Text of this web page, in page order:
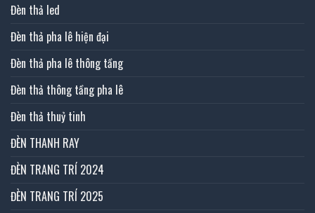
Đèn thả led
Đèn thả pha lê hiện đại
Đèn thả pha lê thông tầng
Đèn thả thông tầng pha lê
Đèn thả thuỷ tinh
ĐÈN THANH RAY
ĐÈN TRANG TRÍ 2024
ĐÈN TRANG TRÍ 2025